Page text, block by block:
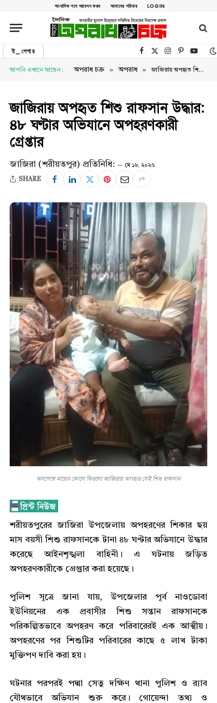
সাংবাদিক পদে আবেদন ফরম আমাদের পরিবার LOGIN
ই_পেপার Facebook
X (Twitter)Instagram
Pinterest
আপনি এখানে আছেন : অপরাধ চক্র » অপরাধ » জাজিরায় অপহৃত শিশু রাফসান উদ্ধার: ৪৮ ঘণ্টার অভিযানে অপহরণকারী গ্রেপ্তার
জাজিরায় অপহৃত শিশু রাফসান উদ্ধার:
৪৮ ঘণ্টার অভিযানে অপহরণকারী
গ্রেপ্তার
জাজিরা (শরীয়তপুর) প্রতিনিধি: মে ১৮, ২০২৬
SHARE
অবশেষে মায়ের কোলে ফিরলো জাজিরায় অপহৃত সেই শিশু রাফসান
শরীয়তপুরের জাজিরা উপজেলায় অপহরণের শিকার ছয়
মাস বয়সী শিশু রাফসানকে টানা ৪৮ ঘণ্টার অভিযানে উদ্ধার
করেছে আইনশৃঙ্খলা বাহিনী। এ ঘটনায় জড়িত
অপহরণকারীকে গ্রেপ্তার করা হয়েছে।
পুলিশ সূত্রে জানা যায়, উপজেলার পূর্ব নাওডোবা
ইউনিয়নের এক প্রবাসীর শিশু সন্তান রাফসানকে
পরিকল্পিতভাবে অপহরণ করে পরিবারেরই এক আত্মীয়।
অপহরণের পর শিশুটির পরিবারের কাছে ৫ লাখ টাকা
মুক্তিপণ দাবি করা হয়।
ঘটনার পরপরই পদ্মা সেতু দক্ষিণ থানা পুলিশ ও র‌্যাব
যৌথভাবে অভিযান শুরু করে। গোয়েন্দা তথ্য ও